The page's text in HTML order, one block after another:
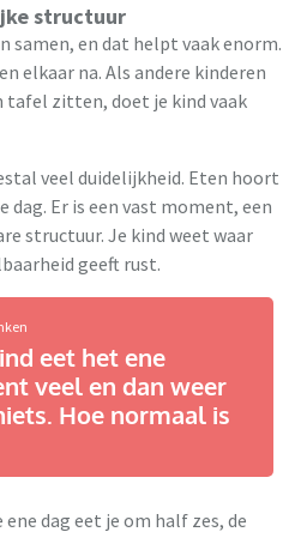
structuur
samen, en dat helpt vaak enorm.
elkaar na. Als andere kinderen
tafel zitten, doet je kind vaak
veel duidelijkheid. Eten hoort
Er is een vast moment, een
structuur. Je kind weet waar
geeft rust.
eet het ene
veel en dan weer
Hoe normaal is
ene dag eet je om half zes, de